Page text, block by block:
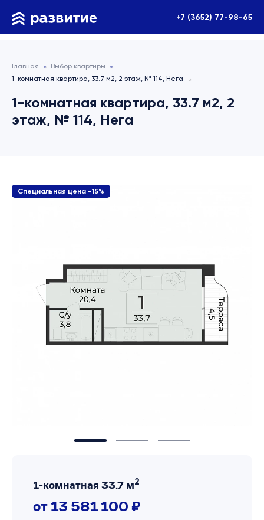
+7 (3652) 77-98-65
Главная
Выбор квартиры
1-комнатная квартира, 33.7 м2, 2 этаж, № 114, Нега
1-комнатная квартира, 33.7 м2, 2
этаж, № 114, Нега
Специальная цена -15%
1-комнатная 33.7 м2
от 13 581 100 ₽